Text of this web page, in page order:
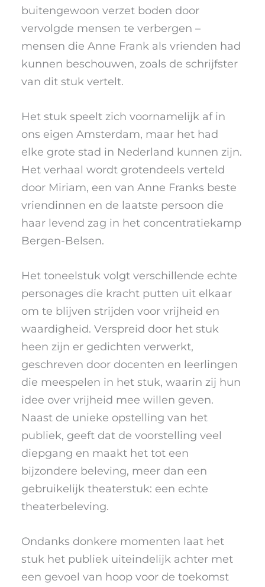
buitengewoon verzet boden door
vervolgde mensen te verbergen –
mensen die Anne Frank als vrienden had
kunnen beschouwen, zoals de schrijfster
van dit stuk vertelt.
Het stuk speelt zich voornamelijk af in
ons eigen Amsterdam, maar het had
elke grote stad in Nederland kunnen zijn.
Het verhaal wordt grotendeels verteld
door Miriam, een van Anne Franks beste
vriendinnen en de laatste persoon die
haar levend zag in het concentratiekamp
Bergen-Belsen.
Het toneelstuk volgt verschillende echte
personages die kracht putten uit elkaar
om te blijven strijden voor vrijheid en
waardigheid. Verspreid door het stuk
heen zijn er gedichten verwerkt,
geschreven door docenten en leerlingen
die meespelen in het stuk, waarin zij hun
idee over vrijheid mee willen geven.
Naast de unieke opstelling van het
publiek, geeft dat de voorstelling veel
diepgang en maakt het tot een
bijzondere beleving, meer dan een
gebruikelijk theaterstuk: een echte
theaterbeleving.
Ondanks donkere momenten laat het
stuk het publiek uiteindelijk achter met
een gevoel van hoop voor de toekomst